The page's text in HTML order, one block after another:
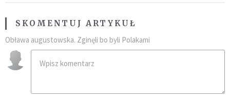
SKOMENTUJ ARTYKUŁ
Obława augustowska. Zginęli bo byli Polakami